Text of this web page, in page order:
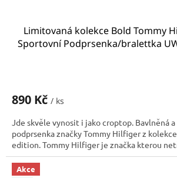
Limitovaná kolekce Bold Tommy
Sportovní Podprsenka/bralettka
890 Kč / ks
Jde skvěle vynosit i jako croptop. Bavlněná
podprsenka značky Tommy Hilfiger z
edition. Tommy Hilfiger je značka kterou
Akce